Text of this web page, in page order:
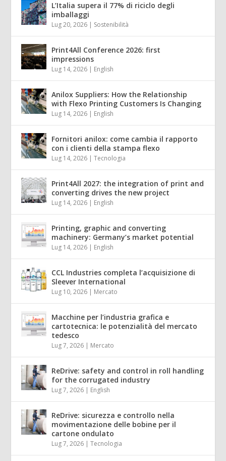
L’Italia supera il 77% di riciclo degli
imballaggi
Lug 20, 2026 | Sostenibilità
Print4All Conference 2026: first
impressions
Lug 14, 2026 | English
Anilox Suppliers: How the Relationship
with Flexo Printing Customers Is Changing
Lug 14, 2026 | English
Fornitori anilox: come cambia il rapporto
con i clienti della stampa flexo
Lug 14, 2026 |Tecnologia
Print4All 2027: the integration of print and
converting drives the new project
Lug 14, 2026 | English
Printing, graphic and converting
machinery: Germany’s market potential
Lug 14, 2026 | English
CCL Industries completa l’acquisizione di
Sleever International
Lug 10, 2026 | Mercato
Macchine per l’industria grafica e
cartotecnica: le potenzialità del mercato
tedesco
Lug 7, 2026 | Mercato
ReDrive: safety and control in roll handling
for the corrugated industry
Lug 7, 2026 | English
ReDrive: sicurezza e controllo nella
movimentazione delle bobine per il
cartone ondulato
Lug 7, 2026 |Tecnologia